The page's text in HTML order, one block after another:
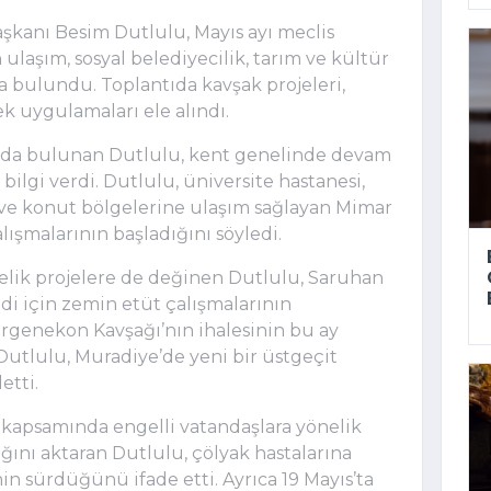
Besim Dutlulu, Mayıs ayı meclis
sosyal belediyecilik, tarım ve kültür
bulundu. Toplantıda kavşak projeleri,
uygulamaları ele alındı.
bulunan Dutlulu, kent genelinde devam
bilgi verdi. Dutlulu, üniversite hastanesi,
konut bölgelerine ulaşım sağlayan Mimar
başladığını söyledi.
projelere de değinen Dutlulu, Saruhan
için zemin etüt çalışmalarının
Kavşağı’nın ihalesinin bu ay
Muradiye’de yeni bir üstgeçit
engelli vatandaşlara yönelik
aktaran Dutlulu, çölyak hastalarına
sürdüğünü ifade etti. Ayrıca 19 Mayıs’ta